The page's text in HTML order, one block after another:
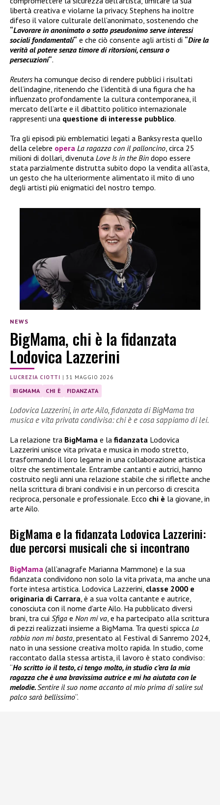
libertà creativa e violarne la privacy. Stephens ha inoltre
difeso il valore culturale dell’anonimato, sostenendo che
“Lavorare in anonimato o sotto pseudonimo serve interessi
sociali fondamentali“ e che ciò consente agli artisti di “Dire la
verità al potere senza timore di ritorsioni, censura o
persecuzioni“.
Reutersha comunque deciso di rendere pubblici i risultati
dell’indagine, ritenendo che l’identità di una figura che ha
influenzato profondamente la cultura contemporanea, il
mercato dell’arte e il dibattito politico internazionale
rappresenti una questione di interesse pubblico.
Tra gli episodi più emblematici legati a Banksy resta quello
della celebre opera La ragazza con il palloncino, circa 25
milioni di dollari, divenuta Love Is in the Bin dopo essere
stata parzialmente distrutta subito dopo la vendita all’asta,
un gesto che ha ulteriormente alimentato il mito di uno
degli artisti più enigmatici del nostro tempo.
NEWS
BigMama, chi è la fidanzata
Lodovica Lazzerini
LUCREZIA CIOTTI |31 MAGGIO 2026
BIGMAMA CHI È FIDANZATA
Lodovica Lazzerini, in arte Ailo, fidanzata di BigMama tra
musica e vita privata condivisa: chi è e cosa sappiamo di lei.
La relazione tra BigMama e la fidanzata Lodovica
Lazzerini unisce vita privata e musica in modo stretto,
trasformando il loro legame in una collaborazione artistica
oltre che sentimentale. Entrambe cantanti e autrici, hanno
costruito negli anni una relazione stabile che si riflette anche
nella scrittura di brani condivisi e in un percorso di crescita
reciproca, personale e professionale. Ecco chi è la giovane, in
arte Ailo.
BigMama e la fidanzata Lodovica Lazzerini:
due percorsi musicali che si incontrano
BigMama (all’anagrafe Marianna Mammone) e la sua
fidanzata condividono non solo la vita privata, ma anche una
forte intesa artistica. Lodovica Lazzerini, classe 2000 e
originaria di Carrara , è a sua volta cantante e autrice,
conosciuta con il nome d’arte Ailo. Ha pubblicato diversi
brani, tra cui Sfiga e Non mi va , e ha partecipato alla scrittura
di pezzi realizzati insieme a BigMama. Tra questi spicca La
rabbia non mi basta , presentato al Festival di Sanremo 2024,
nato in una sessione creativa molto rapida. In studio, come
raccontato dalla stessa artista, il lavoro è stato condiviso:
“Ho scritto io il testo, ci tengo molto, in studio c’era la mia
ragazza che è una bravissima autrice e mi ha aiutata con le
melodie.Sentire il suo nome accanto al mio prima di salire sul
palco sarà bellissimo“.